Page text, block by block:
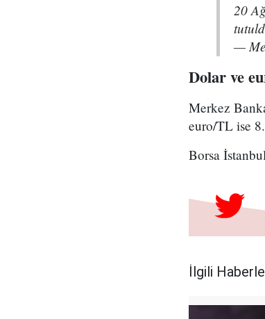
20
—
Dolar ve
Merkez
euro/TL ise
Borsa
İlgili